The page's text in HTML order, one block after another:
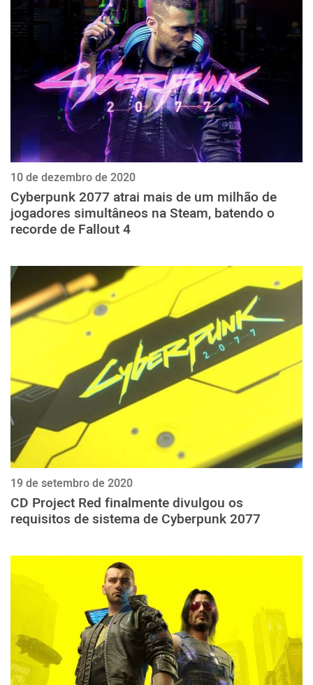
10 de dezembro de 2020
Cyberpunk 2077 atrai mais de um milhão de
jogadores simultâneos na Steam, batendo o
recorde de Fallout 4
19 de setembro de 2020
CD Project Red finalmente divulgou os
requisitos de sistema de Cyberpunk 2077